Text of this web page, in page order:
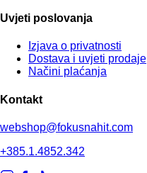
Uvjeti poslovanja
Izjava o privatnosti
Dostava i uvjeti prodaje
Načini plaćanja
Kontakt
webshop@fokusnahit.com
+385.1.4852.342